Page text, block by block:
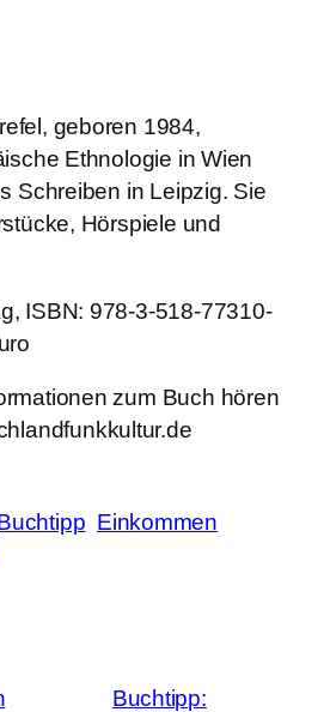
geboren 1984,
Ethnologie in Wien
Schreiben in Leipzig. Sie
Hörspiele und
ISBN: 978-3-518-77310-
zum Buch hören
Einkommen
Buchtipp: